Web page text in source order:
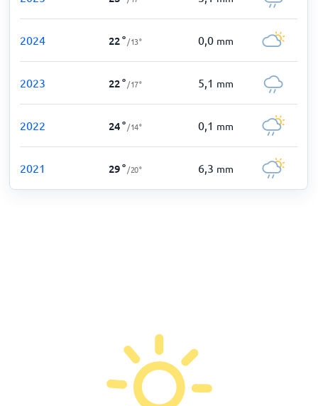
2024 22° /13° 0,0 mm
2023 22° /17° 5,1 mm
2022 24° /14° 0,1 mm
2021 29° /20° 6,3 mm